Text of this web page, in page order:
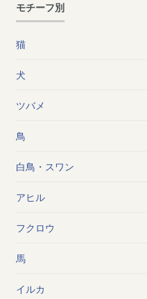
モチーフ別
猫
犬
ツバメ
鳥
白鳥・スワン
アヒル
フクロウ
馬
イルカ